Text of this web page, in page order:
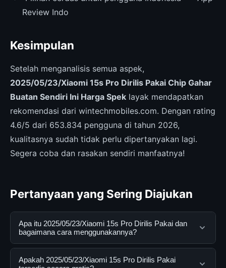
Review Indo
Kesimpulan
Setelah menganalisis semua aspek,
2025/05/23/Xiaomi 15s Pro Dirilis Pakai Chip Gahar
Buatan Sendiri Ini Harga Spek layak mendapatkan
rekomendasi dari wintechmobiles.com. Dengan rating
4.6/5 dari 653.834 pengguna di tahun 2026,
kualitasnya sudah tidak perlu dipertanyakan lagi.
Segera coba dan rasakan sendiri manfaatnya!
Pertanyaan yang Sering Diajukan
Apa itu 2025/05/23/Xiaomi 15s Pro Dirilis Pakai dan
bagaimana cara menggunakannya?
2025/05/23/Xiaomi 15s Pro Dirilis Pakai adalah layanan
Apakah 2025/05/23/Xiaomi 15s Pro Dirilis Pakai